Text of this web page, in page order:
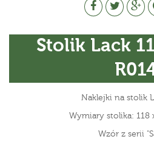
Stolik Lack
Naklejki na stolik
Wymiary stolika: 118
Wzór z serii